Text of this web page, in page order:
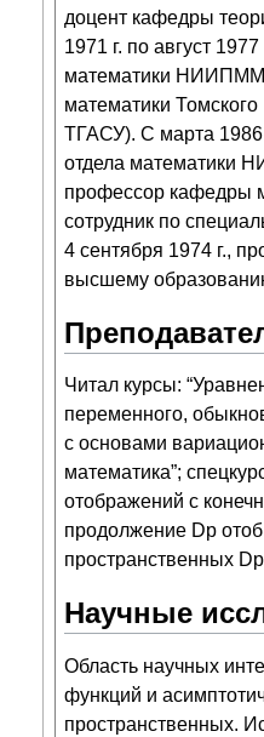
доцент кафедры
1971 г. по август 1977
математики НИИПММ
математики
ТГАСУ). С марта 1986
отдела математики
профессор кафедры
сотрудник по
4 сентября 1974г.,
высшему
Читал курсы:
переменного,
с основами
математика”;
отображений с
продолжение Dp
пространственных
Научные
Область научных
функций и
пространственных.